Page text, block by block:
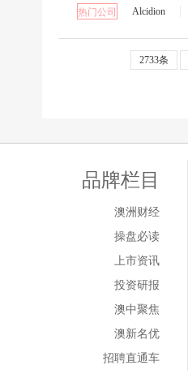
热门公司 Alcidion
2733条
品牌栏目
澳洲财经
操盘必读
上市资讯
投资研报
澳中聚焦
澳新名优
招聘直通车